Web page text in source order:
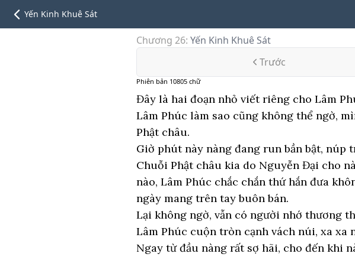
Yến Kinh Khuê Sát
Chương 26: Yến Kinh Khuê Sát
Trước
Phiên bản 10805 chữ
Đây là hai đoạn nhỏ viết riêng cho Lâm
Lâm Phúc làm sao cũng không thể ngờ,
Phật châu.
Giờ phút này nàng đang run bần bật, núp
Chuỗi Phật châu kia do Nguyễn Đại cho
nào, Lâm Phúc chắc chắn thứ hắn đưa
ngày mang trên tay buôn bán.
Lại không ngờ, vẫn có người nhớ thương
Lâm Phúc cuộn tròn cạnh vách núi, xa xa
Ngay từ đầu nàng rất sợ hãi, cho đến khi